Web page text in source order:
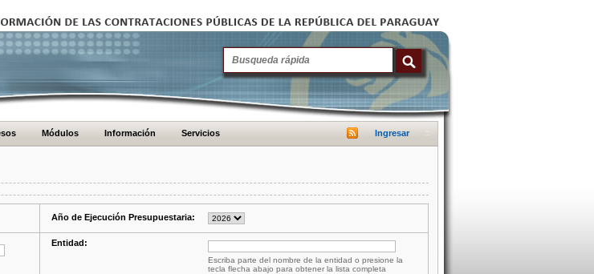
Módulos Información Servicios Ingresar
Año de Ejecución Presupuestaria:
Entidad:
Escriba parte del nombre de la entidad o presione la
tecla flecha abajo para obtener la lista completa